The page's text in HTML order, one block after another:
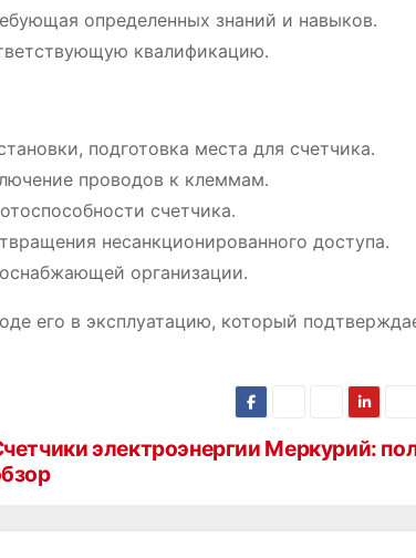
определенных знаний и навыков․
квалификацию․
подготовка места для счетчика․
проводов к клеммам․
счетчика․
несанкционированного доступа․
организации․
его в эксплуатацию, который
электроэнергии Меркурий: